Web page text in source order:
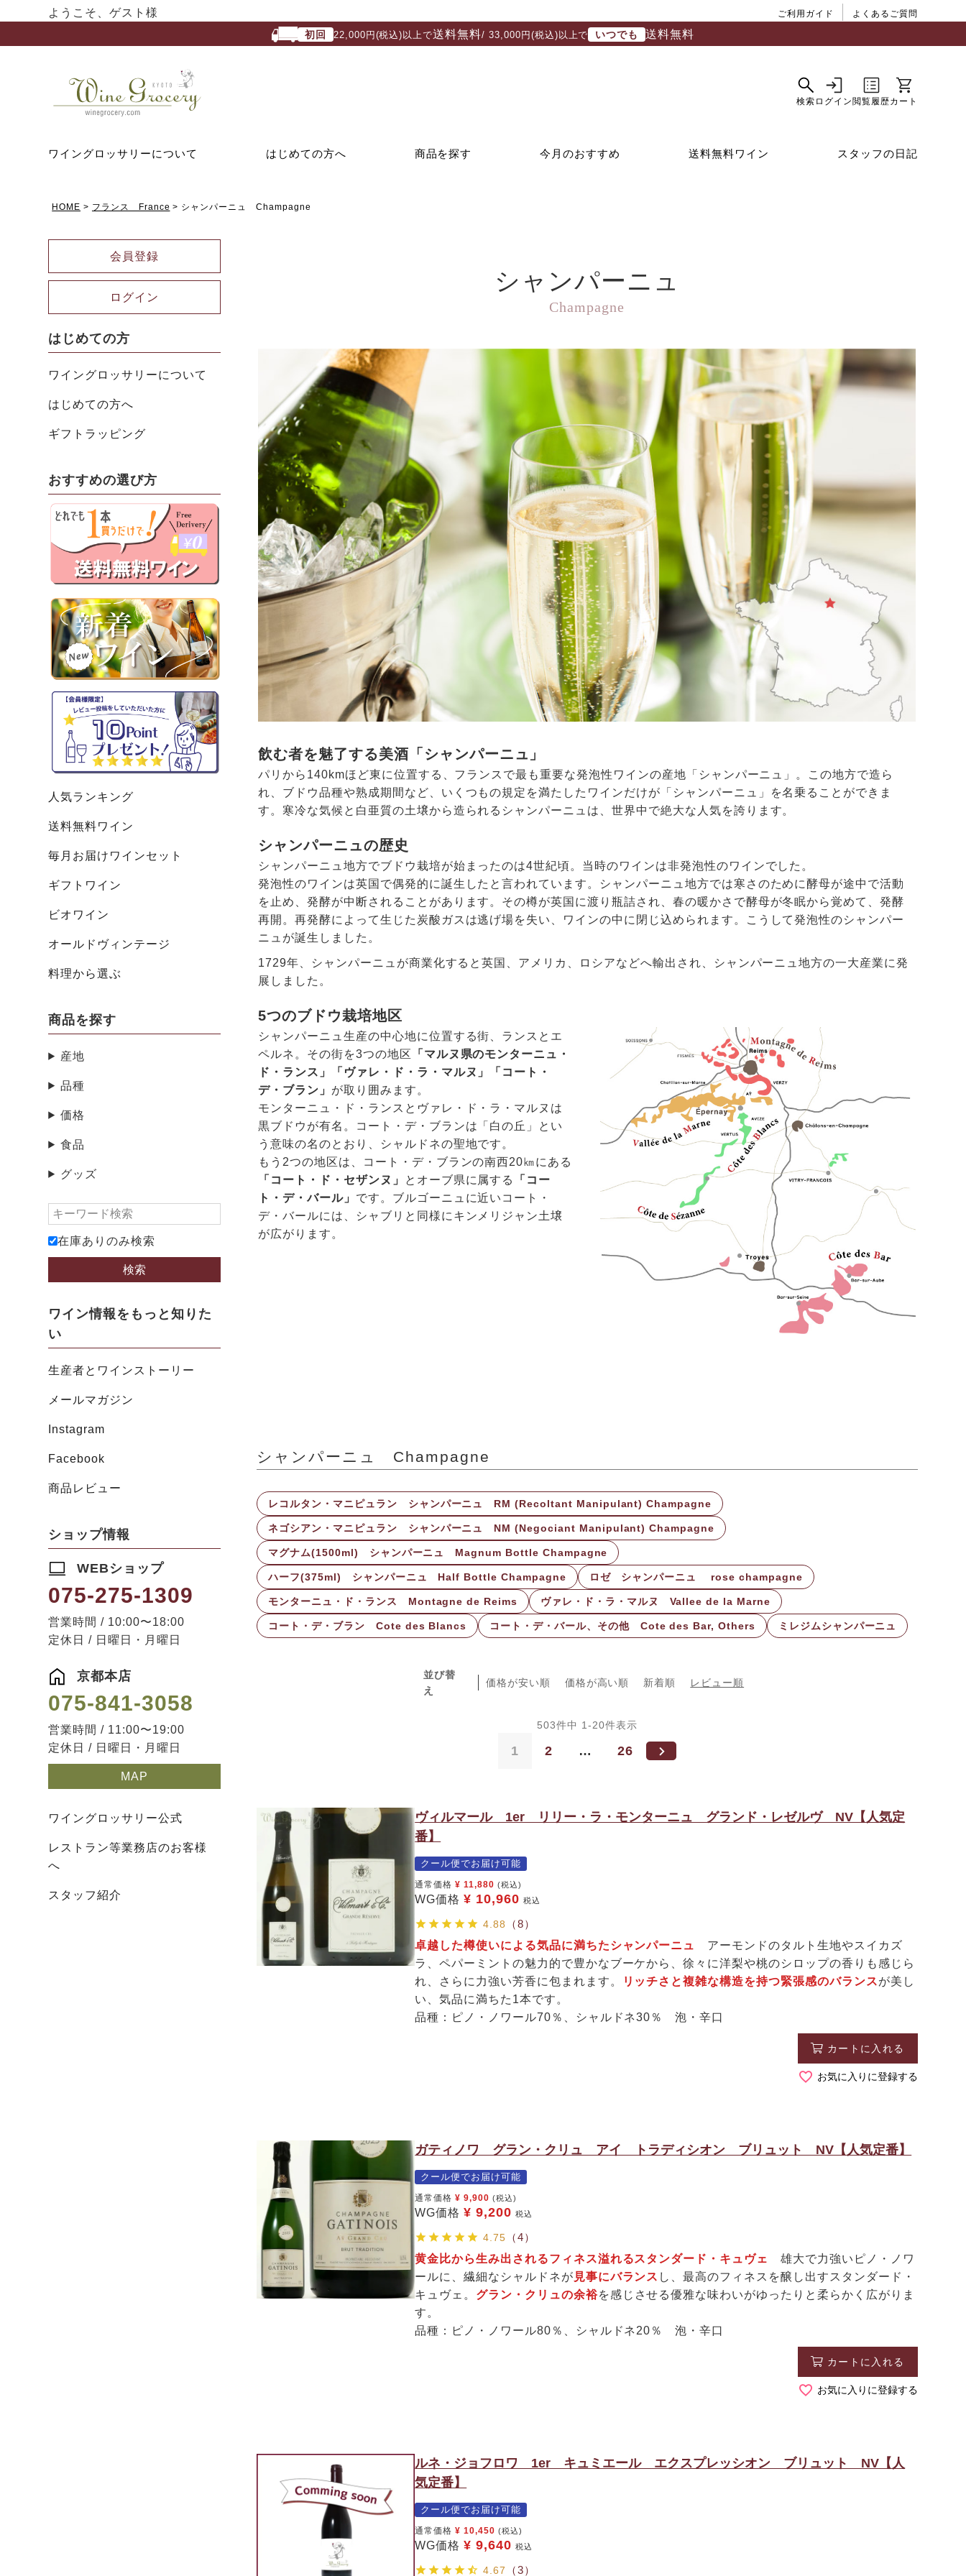
ようこそ、ゲスト様 ご利用ガイド よくあるご質問
初回 22,000円(税込)以上で送料無料/ 33,000円(税込)以上で いつでも 送料無料
ワイングロッサリーについて はじめての方へ 商品を探す 今月のおすすめ 送料無料ワイン スタッフの日記
HOME フランス France シャンパーニュ Champagne
会員登録
ログイン
はじめての方
ワイングロッサリーについて
はじめての方へ
ギフトラッピング
おすすめの選び方
人気ランキング
送料無料ワイン
毎月お届けワインセット
ギフトワイン
ビオワイン
オールドヴィンテージ
料理から選ぶ
商品を探す
産地
品種
価格
食品
グッズ
在庫ありのみ検索
検索
ワイン情報をもっと知りた
い
生産者とワインストーリー
メールマガジン
Instagram
Facebook
商品レビュー
ショップ情報
WEBショップ
075-275-1309
営業時間 / 10:00〜18:00
定休日 / 日曜日・月曜日
京都本店
075-841-3058
営業時間 / 11:00〜19:00
定休日 / 日曜日・月曜日
MAP
ワイングロッサリー公式
レストラン等業務店のお客様
へ
スタッフ紹介
シャンパーニュ
Champagne
飲む者を魅了する美酒「シャンパーニュ」
パリから140kmほど東に位置する、フランスで最も重要な発泡性ワインの産地「シャンパーニュ」。この地方で造ら
れ、ブドウ品種や熟成期間など、いくつもの規定を満たしたワインだけが「シャンパーニュ」を名乗ることができま
す。寒冷な気候と白亜質の土壌から造られるシャンパーニュは、世界中で絶大な人気を誇ります。
シャンパーニュの歴史
シャンパーニュ地方でブドウ栽培が始まったのは4世紀頃。当時のワインは非発泡性のワインでした。
発泡性のワインは英国で偶発的に誕生したと言われています。シャンパーニュ地方では寒さのために酵母が途中で活動
を止め、発酵が中断されることがあります。その樽が英国に渡り瓶詰され、春の暖かさで酵母が冬眠から覚めて、発酵
再開。再発酵によって生じた炭酸ガスは逃げ場を失い、ワインの中に閉じ込められます。こうして発泡性のシャンパー
ニュが誕生しました。
1729年、シャンパーニュが商業化すると英国、アメリカ、ロシアなどへ輸出され、シャンパーニュ地方の一大産業に発
展しました。
5つのブドウ栽培地区
シャンパーニュ生産の中心地に位置する街、ランスとエ
ペルネ。その街を3つの地区
「マルヌ県のモンターニュ・
ド・ランス」
「ヴァレ・ド・ラ・マルヌ」
「コート・
デ・ブラン」 が取り囲みます。
モンターニュ・ド・ランスとヴァレ・ド・ラ・マルヌは
黒ブドウが有名。コート・デ・ブランは「白の丘」とい
う意味の名のとおり、シャルドネの聖地です。
もう2つの地区は、コート・デ・ブランの南西20㎞にある
「コート・ド・セザンヌ」
とオーブ県に属する
「コー
ト・デ・バール」 です。ブルゴーニュに近いコート・
デ・バールには、シャブリと同様にキンメリジャン土壌
が広がります。
シャンパーニュ Champagne
レコルタン・マニピュラン シャンパーニュ RM (Recoltant Manipulant) Champagne
ネゴシアン・マニピュラン シャンパーニュ NM (Negociant Manipulant) Champagne
マグナム(1500ml) シャンパーニュ Magnum Bottle Champagne
ハーフ(375ml) シャンパーニュ Half Bottle Champagne ロゼ シャンパーニュ rose champagne
モンターニュ・ド・ランス Montagne de Reims ヴァレ・ド・ラ・マルヌ Vallee de la Marne
コート・デ・ブラン Cote des Blancs コート・デ・バール、その他 Cote des Bar, Others ミレジムシャンパーニュ
並び替
え
価格が安い順 価格が高い順 新着順 レビュー順
503件中 1 -20件表示
1 2 … 26
ヴィルマール 1er リリー・ラ・モンターニュ グランド・レゼルヴ NV【人気定
番】
クール便でお届け可能
通常価格 ¥ 11,880 (税込)
WG価格 ¥ 10,960 税込
4.88
（8）
卓越した樽使いによる気品に満ちたシャンパーニュ
アーモンドのタルト生地やスイカズ
ラ、ペパーミントの魅力的で豊かなブーケから、徐々に洋梨や桃のシロップの香りも感じら
れ、さらに力強い芳香に包まれます。
リッチさと複雑な構造を持つ緊張感のバランスが美し
い、気品に満ちた1本です。
品種：ピノ・ノワール70％、シャルドネ30％ 泡・辛口
カートに入れる
お気に入りに登録する
ガティノワ グラン・クリュ アイ トラディシオン ブリュット NV【人気定番】
クール便でお届け可能
通常価格 ¥ 9,900 (税込)
WG価格 ¥ 9,200 税込
4.75 （4）
黄金比から生み出されるフィネス溢れるスタンダード・キュヴェ雄大で力強いピノ・ノワ
ールに、繊細なシャルドネが 見事にバランス し、最高のフィネスを醸し出すスタンダード・
キュヴェ。 グラン・クリュの余裕を感じさせる優雅な味わいがゆったりと柔らかく広がりま
す。
品種：ピノ・ノワール80％、シャルドネ20％ 泡・辛口
カートに入れる
お気に入りに登録する
ルネ・ジョフロワ 1er キュミエール エクスプレッシオン ブリュット NV【人
気定番】
クール便でお届け可能
通常価格 ¥ 10,450 (税込)
WG価格 ¥ 9,640 税込
4.67 （3）